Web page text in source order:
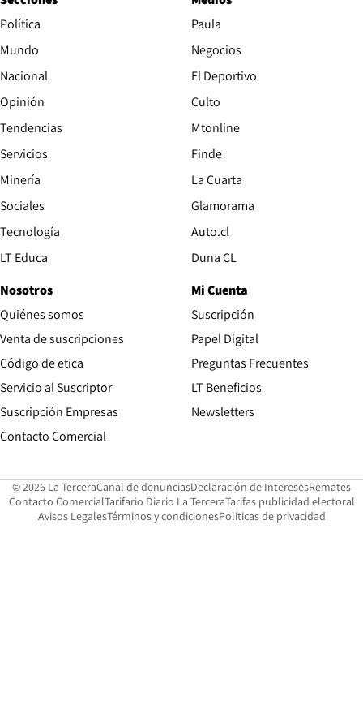
Política
Mundo
Nacional
Opinión
Tendencias
Servicios
Minería
Sociales
Tecnología
LT Educa
Paula
Negocios
El Deportivo
Culto
Mtonline
Finde
La Cuarta
Glamorama
Auto.cl
Duna CL
Nosotros
Quiénes somos
Venta de suscripciones
Código de etica Opens in new window
Servicio al Suscriptor
Suscripción Empresas
Contacto Comercial
Mi Cuenta
Suscripción
Papel Digital
Preguntas Frecuentes
LT Beneficios
Newsletters
© 2026 La TerceraCanal de denunciasOpens in new window
Declaración de InteresesOpens in
Remates
Contacto ComercialOpens in new window
Tarifario Diario La TerceraOpens in new window
Tarifas publicidad electoral
Avisos LegalesOpens in new window
Términos y condicionesPolíticas de privacidad